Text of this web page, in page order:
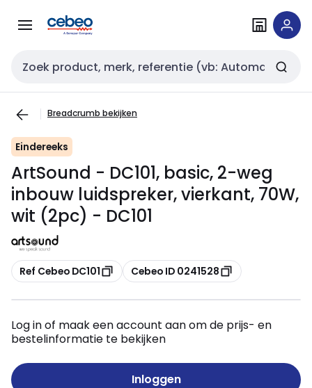
naar
naar
Zoekveld invoer
Breadcrumb bekijken
Eindereeks
ArtSound - DC101, basic, 2-weg
inbouw luidspreker, vierkant, 70W,
wit (2pc) - DC101
Kopiëren
Ref Cebeo DC101 Kopiëren
Cebeo ID 0241528
Log in of maak een account aan om de prijs- en
bestelinformatie te bekijken
Inloggen